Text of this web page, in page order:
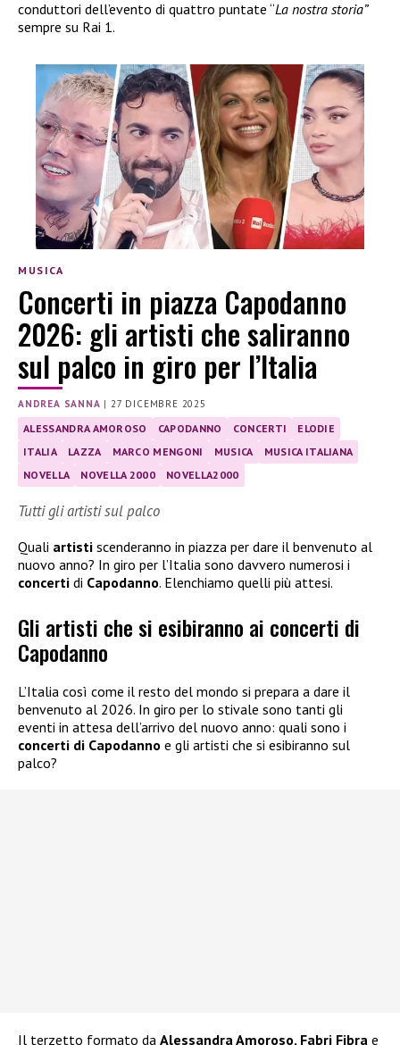
conduttori dell’evento di quattro puntate “La nostra storia”
sempre su Rai 1.
MUSICA
Concerti in piazza Capodanno
2026: gli artisti che saliranno
sul palco in giro per l’Italia
ANDREA SANNA | 27 DICEMBRE 2025
ALESSANDRA AMOROSO CAPODANNO CONCERTI
ELODIE
ITALIA
LAZZA MARCO MENGONI MUSICA
MUSICA ITALIANA
NOVELLA
NOVELLA 2000 NOVELLA2000
Tutti gli artisti sul palco
Quali artisti scenderanno in piazza per dare il benvenuto al
nuovo anno? In giro per l’Italia sono davvero numerosi i
concerti di Capodanno. Elenchiamo quelli più attesi.
Gli artisti che si esibiranno ai concerti di
Capodanno
L’Italia così come il resto del mondo si prepara a dare il
benvenuto al 2026. In giro per lo stivale sono tanti gli
eventi in attesa dell’arrivo del nuovo anno: quali sono i
concerti di Capodanno e gli artisti che si esibiranno sul
palco?
Il terzetto formato da Alessandra Amoroso, Fabri Fibra e